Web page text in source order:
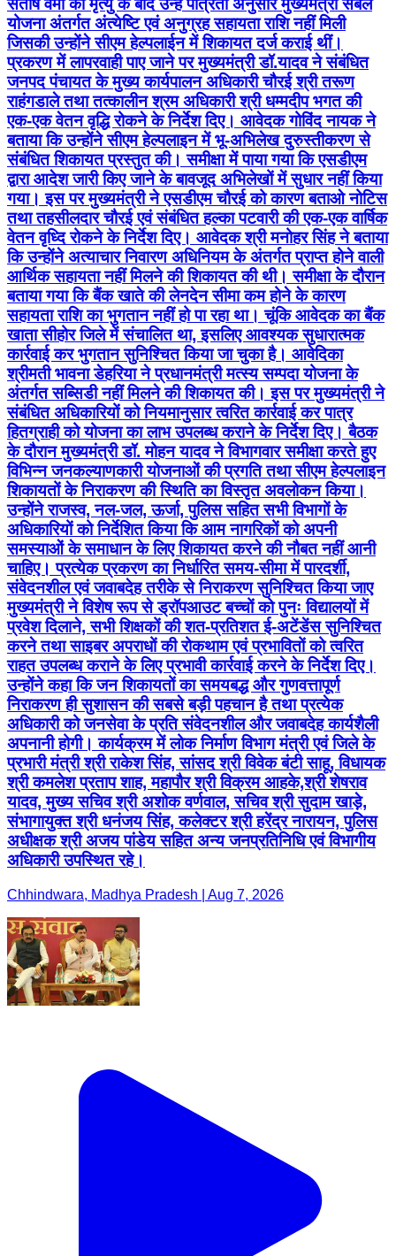
संतोष वर्मा की मृत्यु के बाद उन्हें पात्रता अनुसार मुख्यमंत्री संबल
योजना अंतर्गत अंत्येष्टि एवं अनुग्रह सहायता राशि नहीं मिली
जिसकी उन्होंने सीएम हेल्पलाईन में शिकायत दर्ज कराई थीं।
प्रकरण में लापरवाही पाए जाने पर मुख्यमंत्री डॉ.यादव ने संबंधित
जनपद पंचायत के मुख्य कार्यपालन अधिकारी चौरई श्री तरूण
राहंगडाले तथा तत्कालीन श्रम अधिकारी श्री धम्मदीप भगत की
एक-एक वेतन वृद्धि रोकने के निर्देश दिए। आवेदक गोविंद नायक ने
बताया कि उन्होंने सीएम हेल्पलाइन में भू-अभिलेख दुरुस्तीकरण से
संबंधित शिकायत प्रस्तुत की। समीक्षा में पाया गया कि एसडीएम
द्वारा आदेश जारी किए जाने के बावजूद अभिलेखों में सुधार नहीं किया
गया। इस पर मुख्यमंत्री ने एसडीएम चौरई को कारण बताओ नोटिस
तथा तहसीलदार चौरई एवं संबंधित हल्का पटवारी की एक-एक वार्षिक
वेतन वृध्दि रोकने के निर्देश दिए। आवेदक श्री मनोहर सिंह ने बताया
कि उन्होंने अत्याचार निवारण अधिनियम के अंतर्गत प्राप्त होने वाली
आर्थिक सहायता नहीं मिलने की शिकायत की थी। समीक्षा के दौरान
बताया गया कि बैंक खाते की लेनदेन सीमा कम होने के कारण
सहायता राशि का भुगतान नहीं हो पा रहा था। चूंकि आवेदक का बैंक
खाता सीहोर जिले में संचालित था, इसलिए आवश्यक सुधारात्मक
कार्रवाई कर भुगतान सुनिश्चित किया जा चुका है। आवेदिका
श्रीमती भावना डेहरिया ने प्रधानमंत्री मत्स्य सम्पदा योजना के
अंतर्गत सब्सिडी नहीं मिलने की शिकायत की। इस पर मुख्यमंत्री ने
संबंधित अधिकारियों को नियमानुसार त्वरित कार्रवाई कर पात्र
हितग्राही को योजना का लाभ उपलब्ध कराने के निर्देश दिए। बैठक
के दौरान मुख्यमंत्री डॉ. मोहन यादव ने विभागवार समीक्षा करते हुए
विभिन्न जनकल्याणकारी योजनाओं की प्रगति तथा सीएम हेल्पलाइन
शिकायतों के निराकरण की स्थिति का विस्तृत अवलोकन किया।
उन्होंने राजस्व, नल-जल, ऊर्जा, पुलिस सहित सभी विभागों के
अधिकारियों को निर्देशित किया कि आम नागरिकों को अपनी
समस्याओं के समाधान के लिए शिकायत करने की नौबत नहीं आनी
चाहिए। प्रत्येक प्रकरण का निर्धारित समय-सीमा में पारदर्शी,
संवेदनशील एवं जवाबदेह तरीके से निराकरण सुनिश्चित किया जाए
मुख्यमंत्री ने विशेष रूप से ड्रॉपआउट बच्चों को पुनः विद्यालयों में
प्रवेश दिलाने, सभी शिक्षकों की शत-प्रतिशत ई-अटेंडेंस सुनिश्चित
करने तथा साइबर अपराधों की रोकथाम एवं प्रभावितों को त्वरित
राहत उपलब्ध कराने के लिए प्रभावी कार्रवाई करने के निर्देश दिए।
उन्होंने कहा कि जन शिकायतों का समयबद्ध और गुणवत्तापूर्ण
निराकरण ही सुशासन की सबसे बड़ी पहचान है तथा प्रत्येक
अधिकारी को जनसेवा के प्रति संवेदनशील और जवाबदेह कार्यशैली
अपनानी होगी। कार्यक्रम में लोक निर्माण विभाग मंत्री एवं जिले के
प्रभारी मंत्री श्री राकेश सिंह, सांसद श्री विवेक बंटी साहू, विधायक
श्री कमलेश प्रताप शाह, महापौर श्री विक्रम आहके,श्री शेषराव
यादव, मुख्य सचिव श्री अशोक वर्णवाल, सचिव श्री सुदाम खाड़े,
संभागायुक्त श्री धनंजय सिंह, कलेक्टर श्री हरेंद्र नारायन, पुलिस
अधीक्षक श्री अजय पांडेय सहित अन्य जनप्रतिनिधि एवं विभागीय
अधिकारी उपस्थित रहे।
Chhindwara, Madhya Pradesh | Aug 7, 2026